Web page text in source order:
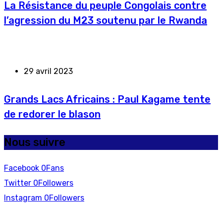
La Résistance du peuple Congolais contre
l’agression du M23 soutenu par le Rwanda
29 avril 2023
Grands Lacs Africains : Paul Kagame tente
de redorer le blason
Nous suivre
Facebook 0Fans
Twitter 0Followers
Instagram 0Followers